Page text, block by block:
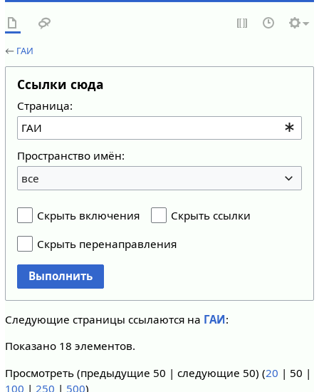
← ГАИ
Ссылки сюда
Страница:
Пространство имён:
все
Скрыть включения
Скрыть ссылки
Скрыть перенаправления
Выполнить
Следующие страницы ссылаются на ГАИ:
Показано 18 элементов.
Просмотреть (предыдущие 50 | следующие 50) (20 | 50 |
100 | 250 | 500)